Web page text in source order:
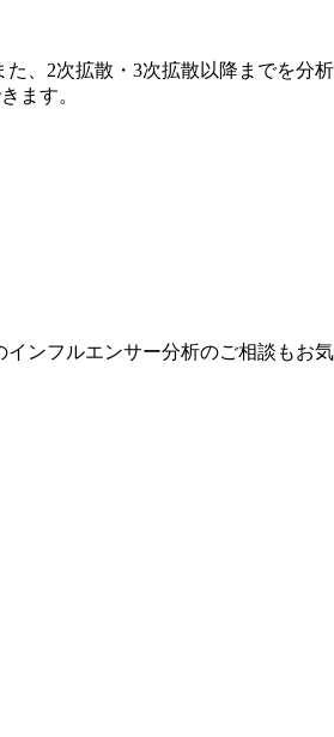
、2次拡散・3次拡散以降までを分
ます。
ンフルエンサー分析のご相談もお気